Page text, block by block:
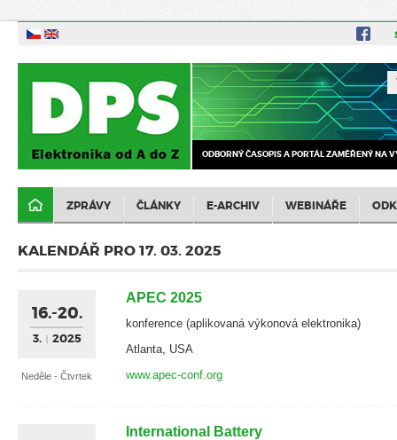
ODBORNÝ ČASOPIS A PORTÁL ZAMĚŘENÝ NA
ZPRÁVY ČLÁNKY E-ARCHIV WEBINÁŘE
KALENDÁŘ PRO 17. 03. 2025
16.-20.
3. 2025
Neděle - Čtvrtek
APEC 2025
konference (aplikovaná výkonová elektronika)
Atlanta, USA
www.apec-conf.org
International Battery